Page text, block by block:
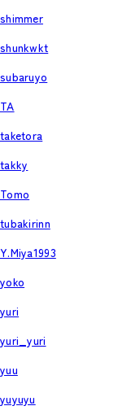
shimmer
shunkwkt
subaruyo
TA
taketora
takky
Tomo
tubakirinn
Y.Miya1993
yoko
yuri
yuri_yuri
yuu
yuyuyu